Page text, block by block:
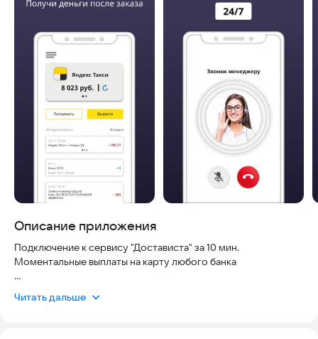
Описание приложения
Подключение к сервису "Достависта" за 10 мин.
Моментальные выплаты на карту любого банка
для водителей и курьеров на карту любого банка. Начинайте
Читать дальше